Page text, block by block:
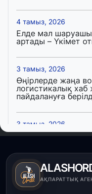
4 тамыз, 2026
Елде мал
артады – Үкімет
3 тамыз, 2026
Өңірлерде жаңа
логистикалық хаб
пайдалануға
3 тамыз, 2026
Қызылордада 300
салынып жатыр
1 тамыз, 2026
АҚПАРАТТЫҚ